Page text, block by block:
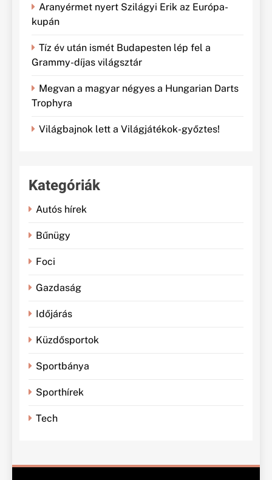
Aranyérmet nyert Szilágyi Erik az Európa-
kupán
Tíz év után ismét Budapesten lép fel a
Grammy-díjas világsztár
Megvan a magyar négyes a Hungarian Darts
Trophyra
Világbajnok lett a Világjátékok-győztes!
Kategóriák
Autós hírek
Bűnügy
Foci
Gazdaság
Időjárás
Küzdősportok
Sportbánya
Sporthírek
Tech